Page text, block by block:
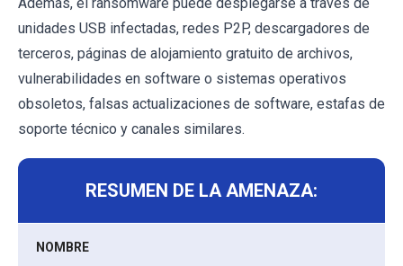
unidades USB infectadas, redes P2P, descargadores de
terceros, páginas de alojamiento gratuito de archivos,
vulnerabilidades en software o sistemas operativos
obsoletos, falsas actualizaciones de software, estafas de
soporte técnico y canales similares.
RESUMEN DE LA AMENAZA:
NOMBRE